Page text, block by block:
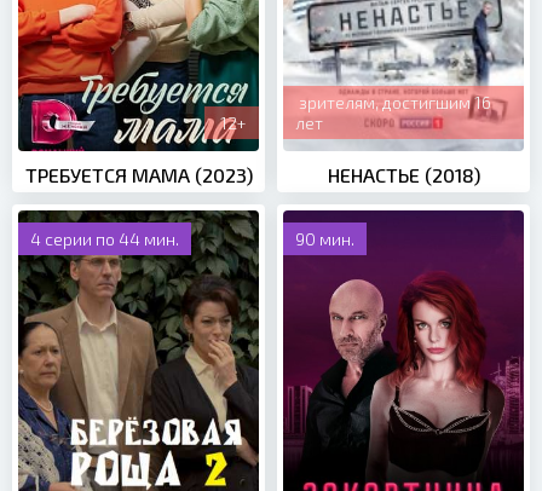
12+
ТРЕБУЕТСЯ МАМА (2023)
зрителям, достигшим 16
лет
НЕНАСТЬЕ (2018)
4 серии по 44 мин. 90 мин.